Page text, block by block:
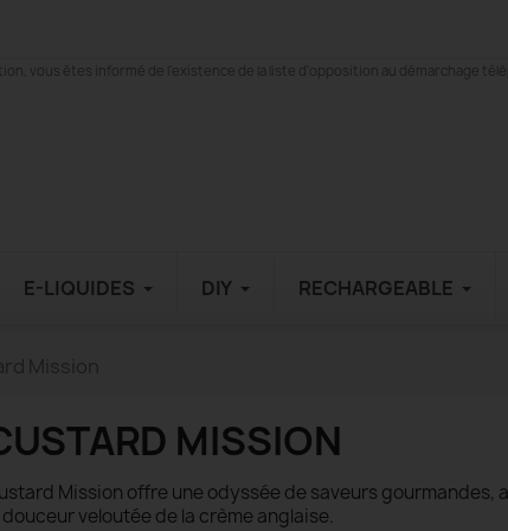
vous êtes informé de l'existence de la liste d'opposition au démarchage
E-LIQUIDES DIY RECHARGEABLE
Mission
MISSION
Mission offre une odyssée de saveurs
douceur veloutée de la crème anglaise.